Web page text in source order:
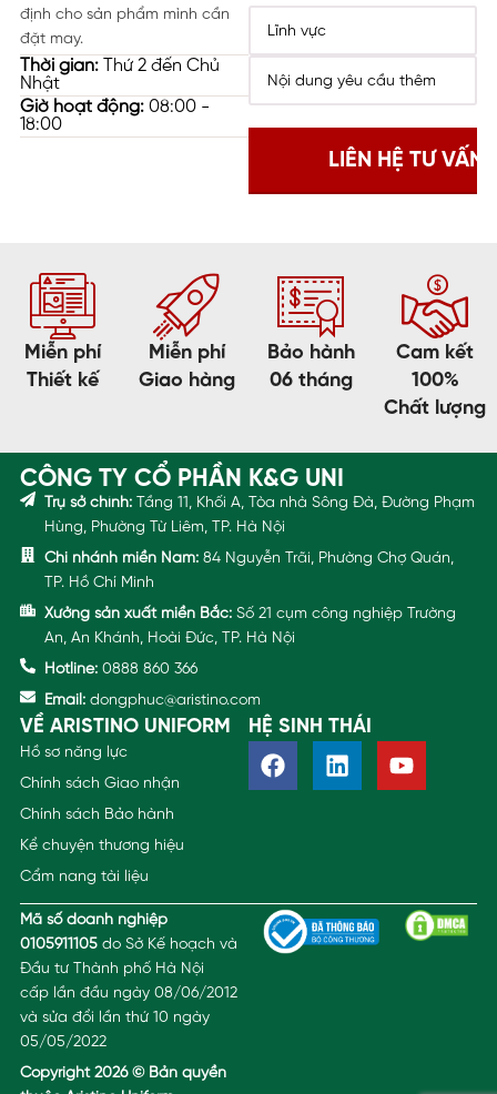
định cho sản phẩm mình cần
đặt may.
Thời gian:Thứ 2 đến Chủ
Nhật
Giờ hoạt động:08:00 -
18:00
Miễn phí
Thiết kế
Miễn phí
Giao hàng
Bảo hành
06 tháng
Cam kết
100%
Chất lượng
CÔNG TY CỔ PHẦN K&G UNI
Trụ sở chính: Tầng 11, Khối A, Tòa nhà Sông Đà, Đường Phạm
Hùng, Phường Từ Liêm, TP. Hà Nội
Chi nhánh miền Nam: 84 Nguyễn Trãi, Phường Chợ Quán,
TP. Hồ Chí Minh
Xưởng sản xuất miền Bắc: Số 21 cụm công nghiệp Trường
An, An Khánh, Hoài Đức, TP. Hà Nội
Hotline: 0888 860 366
Email: dongphuc@aristino.com
VỀ ARISTINO UNIFORM
Hồ sơ năng lực
Chính sách Giao nhận
Chính sách Bảo hành
Kể chuyện thương hiệu
Cẩm nang tài liệu
HỆ SINH THÁI
Mã số doanh nghiệp
0105911105do Sở Kế hoạch và
Đầu tư Thành phố Hà Nội
cấp lần đầu ngày 08/06/2012
và sửa đổi lần thứ 10 ngày
05/05/2022
Copyright 2026 © Bản quyền